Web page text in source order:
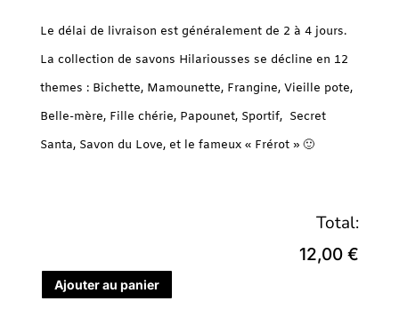
Le délai de livraison est généralement de 2 à 4 jours.
La collection de savons Hilariousses se décline en 12
themes : Bichette, Mamounette, Frangine, Vieille pote,
Belle-mère, Fille chérie, Papounet, Sportif, Secret
Santa, Savon du Love, et le fameux « Frérot » 🙂
Total:
12,00 €
Ajouter au panier